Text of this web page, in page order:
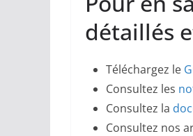
détaillés
Téléchargez le
Consultez les
Consultez la
Consultez nos